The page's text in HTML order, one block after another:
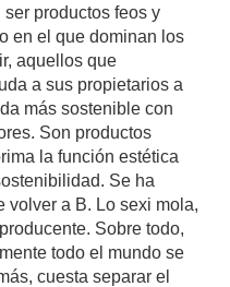
productos feos y
en el que dominan los
aquellos que
a sus propietarios a
más sostenible con
Son productos
la función estética
Se ha
volver a B. Lo sexi mola,
Sobre todo,
todo el mundo se
cuesta separar el